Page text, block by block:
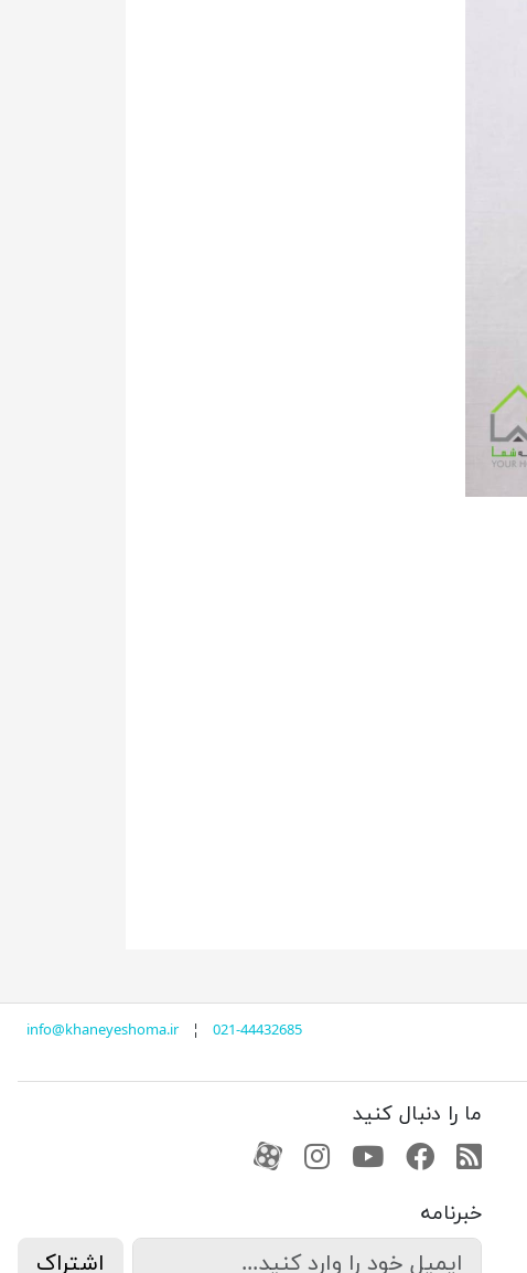
info@khaneyeshoma.ir¦ 021-44432685
ما را دنبال کنید
RSS فیسبوکیوتیوبکانال آپارات
کانال آپارات
خبرنامه
اشتراک